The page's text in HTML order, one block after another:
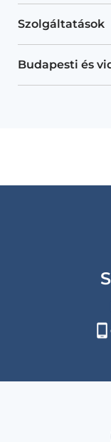
Szolgáltatások
Budapesti és